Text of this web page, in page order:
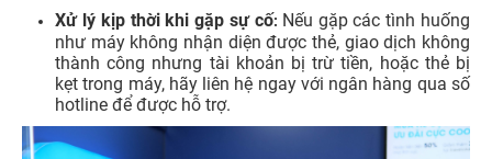
Xử lý kịp thời khi gặp sự cố: Nếu gặp các tình huống
như máy không nhận diện được thẻ, giao dịch không
thành công nhưng tài khoản bị trừ tiền, hoặc thẻ bị
kẹt trong máy, hãy liên hệ ngay với ngân hàng qua số
hotline để được hỗ trợ.